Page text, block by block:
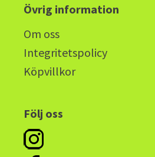
Övrig information
Om oss
Integritetspolicy
Köpvillkor
Följ oss